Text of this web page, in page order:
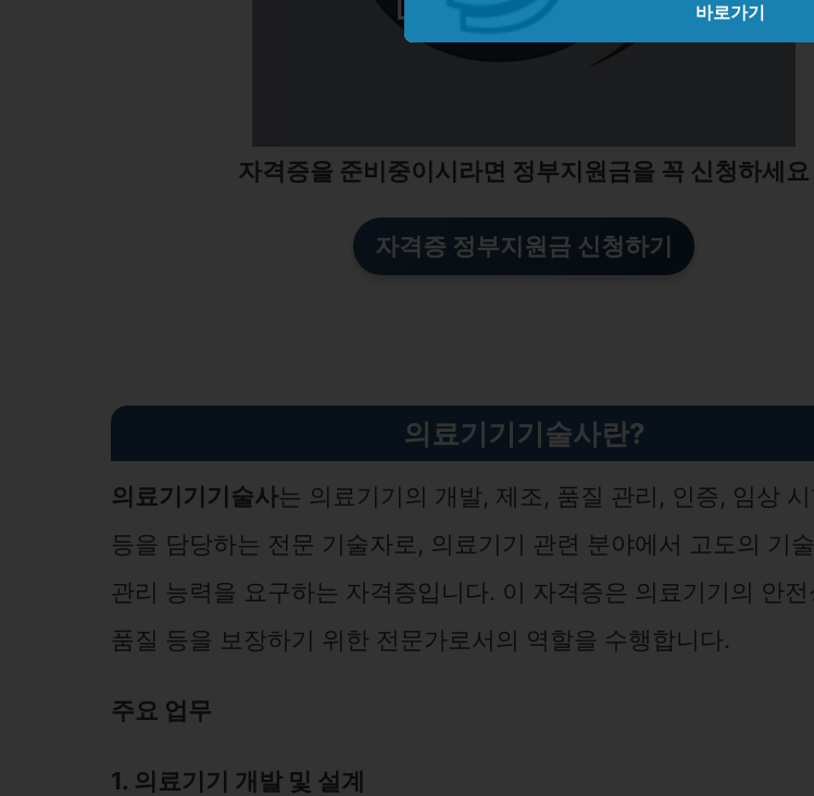
자격증을 준비중이시라면 정부지원금을 꼭 신청하세요
자격증 정부지원금 신청하기
의료기기기술사란?
의료기기기술사는 의료기기의 개발, 제조, 품질 관리, 인증, 임상
등을 담당하는 전문 기술자로, 의료기기 관련 분야에서 고도의 기
관리 능력을 요구하는 자격증입니다. 이 자격증은 의료기기의 안
품질 등을 보장하기 위한 전문가로서의 역할을 수행합니다.
주요 업무
1. 의료기기 개발 및 설계
바로가기